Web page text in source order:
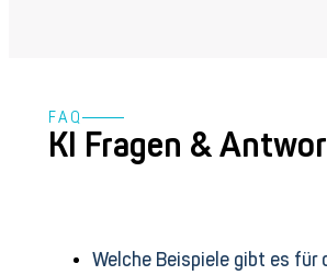
FAQ
KI Fragen &
Welche Beispiele gibt es für